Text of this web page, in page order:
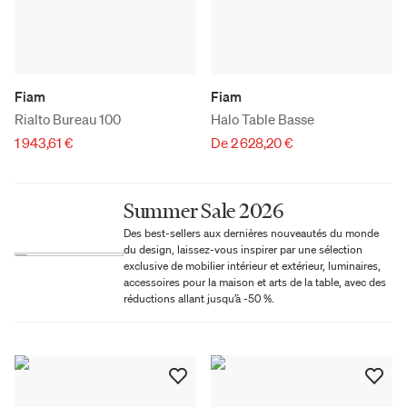
Fiam
Rialto Bureau 100
1 943,61 €
Fiam
Halo Table Basse
De 2 628,20 €
Summer Sale 2026
Des best-sellers aux dernières nouveautés du monde
du design, laissez-vous inspirer par une sélection
exclusive de mobilier intérieur et extérieur, luminaires,
accessoires pour la maison et arts de la table, avec des
réductions allant jusqu’à -50 %.